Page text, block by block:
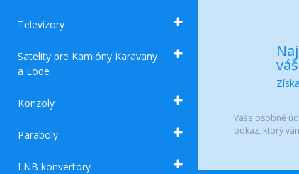
Televízory
Satelity pre Kamióny Karavany
a Lode
Konzoly
Paraboly
LNB konvertory
Vaše osobné
odkaz, ktorý